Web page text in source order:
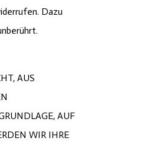
Dazu
AUS
AUF
WIR IHRE